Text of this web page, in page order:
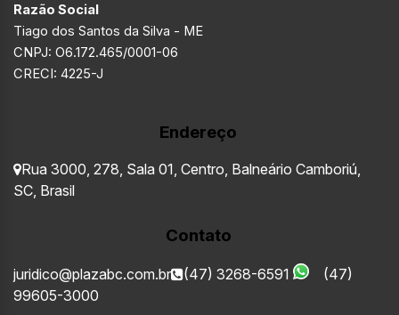
Razão Social
Tiago dos Santos da Silva - ME
CNPJ: O6.172.465/0001-06
CRECI: 4225-J
Endereço
Rua 3000 278 Sala 01 Centro Balneário Camboriú
SC Brasil
Contato
juridico@plazabc.com.br (47) 3268-6591
(47)
99605-3000